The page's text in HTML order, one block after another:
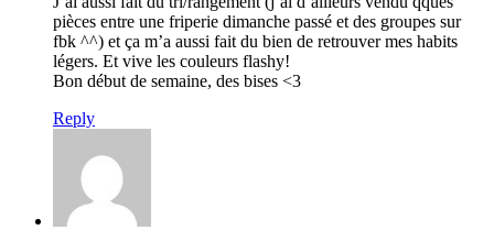
pièces entre une friperie dimanche passé et des groupes sur
fbk ^^) et ça m’a aussi fait du bien de retrouver mes habits
légers. Et vive les couleurs flashy!
Bon début de semaine, des bises <3
Reply